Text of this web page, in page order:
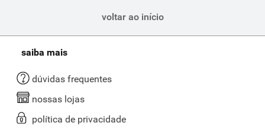
voltar ao início
saiba mais
dúvidas frequentes
nossas lojas
política de privacidade